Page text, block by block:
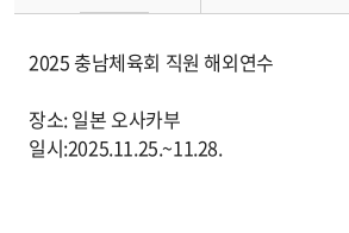
2025 충남체육회 직원 해외연수
장소: 일본 오사카부
일시:2025.11.25.~11.28.